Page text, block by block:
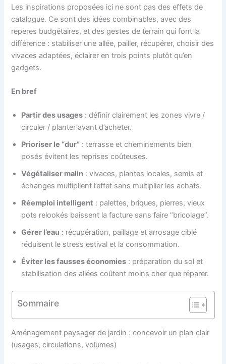
Les inspirations proposées ici ne sont pas des effets de
catalogue. Ce sont des idées combinables, avec des
repères budgétaires, et des gestes de terrain qui font la
différence : stabiliser une allée, pailler, récupérer, choisir des
vivaces adaptées, éclairer en trois points plutôt qu’en
gadgets.
En bref
Partir des usages : définir clairement les zones vivre /
circuler / planter avant d’acheter.
Prioriser le “dur” : terrasse et cheminements bien
posés évitent les reprises coûteuses.
Végétaliser malin : vivaces, plantes locales, semis et
échanges multiplient l’effet sans multiplier les achats.
Réemploi intelligent : palettes, briques, pierres, vieux
pots relookés baissent la facture sans faire “bricolage”.
Gérer l’eau : récupération, paillage et arrosage ciblé
réduisent le stress estival et la consommation.
Éviter les fausses économies : préparation du sol et
stabilisation des allées coûtent moins cher que réparer.
Sommaire
Aménagement paysager de jardin : concevoir un plan clair
(usages, circulations, volumes)